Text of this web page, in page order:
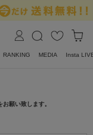
RANKING MEDIA Insta
願い致します。